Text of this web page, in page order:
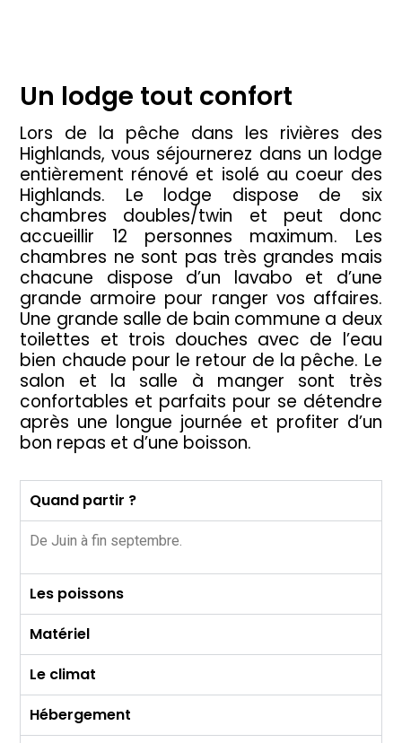
Un lodge tout confort
Lors de la pêche dans les rivières des
Highlands, vous séjournerez dans un lodge
entièrement rénové et isolé au coeur des
Highlands. Le lodge dispose de six
chambres doubles/twin et peut donc
accueillir 12 personnes maximum. Les
chambres ne sont pas très grandes mais
chacune dispose d’un lavabo et d’une
grande armoire pour ranger vos affaires.
Une grande salle de bain commune a deux
toilettes et trois douches avec de l’eau
bien chaude pour le retour de la pêche. Le
salon et la salle à manger sont très
confortables et parfaits pour se détendre
après une longue journée et profiter d’un
bon repas et d’une boisson.
Quand partir ?
De Juin à fin septembre.
Les poissons
Matériel
Le climat
Hébergement